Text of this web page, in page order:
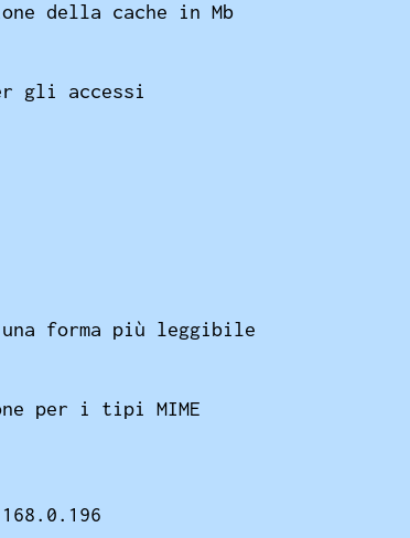
della cache in Mb
gli accessi
forma più leggibile
per i tipi MIME